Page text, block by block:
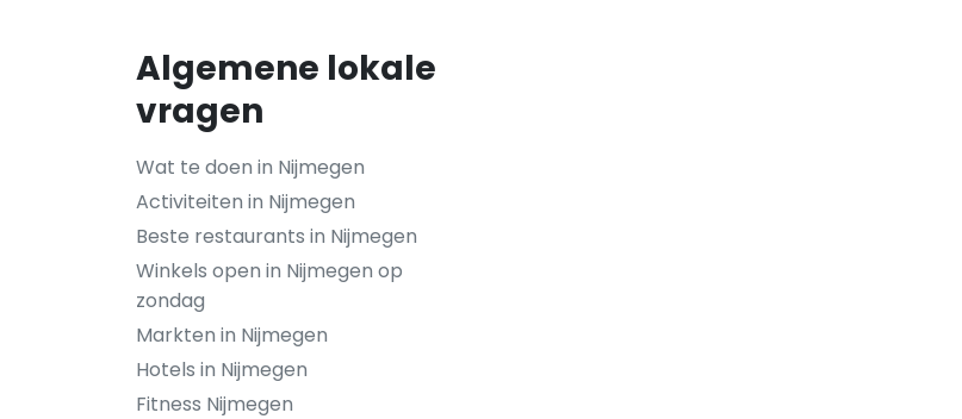
Algemene lokale
vragen
Wat te doen in Nijmegen
Activiteiten in Nijmegen
Beste restaurants in Nijmegen
Winkels open in Nijmegen op
zondag
Markten in Nijmegen
Hotels in Nijmegen
Fitness Nijmegen